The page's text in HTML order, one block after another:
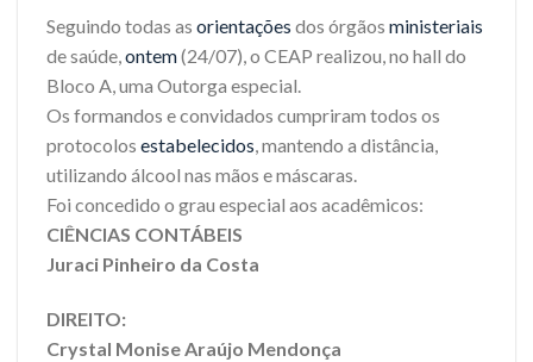
Seguindo todas as orientações dos órgãos ministeriais
de saúde,ontem(24/07), o CEAP realizou, no hall do
Bloco A, uma Outorga especial.
Os formandos e convidados cumpriram todos os
protocolos estabelecidos, mantendo a distância,
utilizando álcool nas mãos e máscaras.
Foi concedido o grau especial aos acadêmicos:
CIÊNCIAS CONTÁBEIS
Juraci Pinheiro da Costa
DIREITO:
Crystal Monise Araújo Mendonça